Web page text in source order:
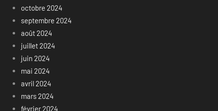
octobre 2024
septembre 2024
août 2024
juillet 2024
juin 2024
mai 2024
avril 2024
mars 2024
février 2024